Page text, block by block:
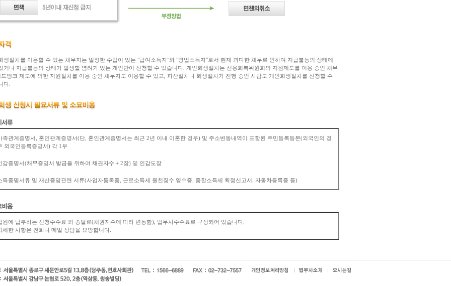
생절차를 이용할 수 있는 채무자는 일정한 수입이 있는 "급여소득자"와 "영업소득자"로서 현재 과다한 채무로 인하여 지급불능의 상태에
거나 지급불능의 상태가 발생할 염려가 있는 개인만이 신청할 수 있습니다. 개인회생절차는 신용회복위원회의 지원제도를 이용 중인 채무
뱅크 제도에 의한 지원절차를 이용 중인 채무자도 이용할 수 있고, 파산절차나 회생절차가 진행 중인 사람도 개인회생절차를 신청할 수
다.
족관계증명서, 혼인관계증명서(단, 혼인관계증명서는 최근 2년 이내 이혼한 경우) 및 주소변동내역이 포함된 주민등록등본(외국인의 경
외국인등록증명서) 각 1부
감증명서(채무증명서 발급을 위하여 채권자수 + 2장) 및 인감도장
득증명서류 및 재산증명관련 서류(사업자등록증, 근로소득세 원천징수 영수증, 종합소득세 확정신고서, 자동차등록증 등)
원에 납부하는 신청수수료 와 송달료(채권자수에 따라 변동함), 법무사수수료로 구성되어 있습니다.
세한 사항은 전화나 메일 상담을 요망합니다.